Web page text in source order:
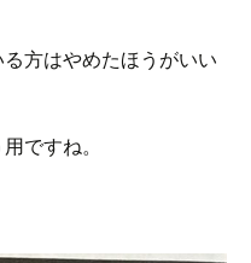
方はやめたほうがいい
ですね。